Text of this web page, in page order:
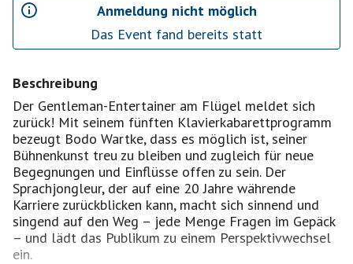
Anmeldung nicht möglich
Das Event fand bereits statt
Beschreibung
Der Gentleman-Entertainer am Flügel meldet sich
zurück! Mit seinem fünften Klavierkabarettprogramm
bezeugt Bodo Wartke, dass es möglich ist, seiner
Bühnenkunst treu zu bleiben und zugleich für neue
Begegnungen und Einflüsse offen zu sein. Der
Sprachjongleur, der auf eine 20 Jahre währende
Karriere zurückblicken kann, macht sich sinnend und
singend auf den Weg – jede Menge Fragen im Gepäck
– und lädt das Publikum zu einem Perspektivwechsel
ein.